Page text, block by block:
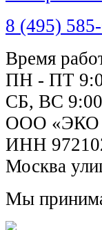
8 (495)
Время
ПН - ПТ
СБ, ВС
ООО «ЭКО
ИНН
Москва
Мы